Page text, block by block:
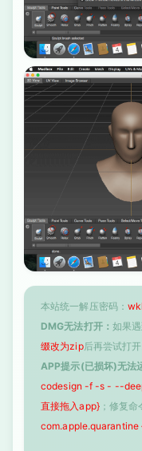
本站统一解压密码：
DMG无法打开： 如果
缀改为zip后再尝试打开
APP提示(已损坏)无法
codesign -f -s - --
直接拖入app}；修复命
com.apple.quarantine